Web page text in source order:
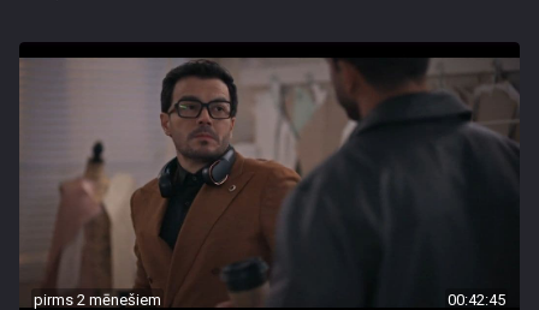
pirms 2 mēnešiem 00:42:45